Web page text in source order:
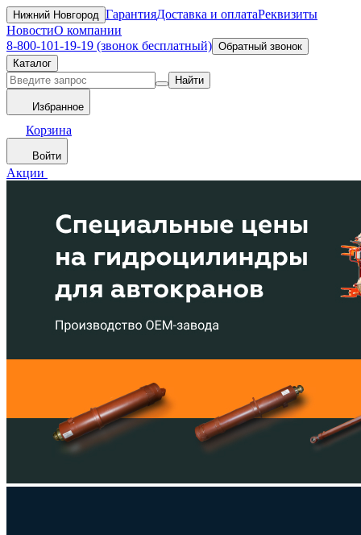
Нижний Новгород ГарантияДоставка и оплатаРеквизиты
НовостиО компании
8-800-101-19-19 (звонок бесплатный) Обратный звонок
Каталог
Найти
Избранное
Корзина
Войти
Акции